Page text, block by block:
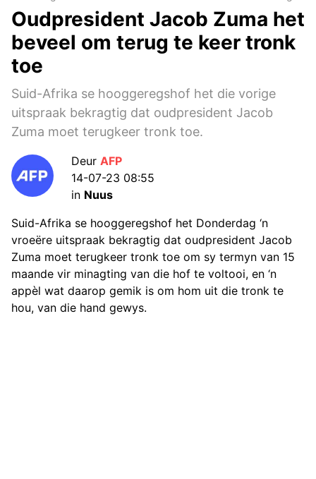
Oudpresident Jacob Zuma het
beveel om terug te keer tronk
toe
Suid-Afrika se hooggeregshof het die vorige
uitspraak bekragtig dat oudpresident Jacob
Zuma moet terugkeer tronk toe.
Deur AFP
14-07-23 08:55
in Nuus
Suid-Afrika se hooggeregshof het Donderdag ‘n
vroeëre uitspraak bekragtig dat oudpresident Jacob
Zuma moet terugkeer tronk toe om sy termyn van 15
maande vir minagting van die hof te voltooi, en ‘n
appèl wat daarop gemik is om hom uit die tronk te
hou, van die hand gewys.